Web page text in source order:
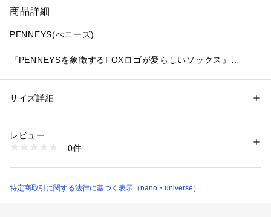
商品詳細
PENNEYS(ぺニーズ)
『PENNEYSを象徴するFOXロゴが愛らしいソックス』
います。
・コーディネートにアクセントを加えてくれるアイテム
性別：メンズ
素材：コットン 83% ポリエステル 15% ポリウレタン 2%
洗濯：-
※詳しい洗濯方法については、商品の品質表示タグをご覧ください
6724151206 （ショップ）
サイズ詳細
レビュー
0件
特定商取引に関する法律に基づく表示（nano・universe）